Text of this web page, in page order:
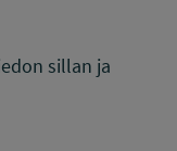
sillan ja